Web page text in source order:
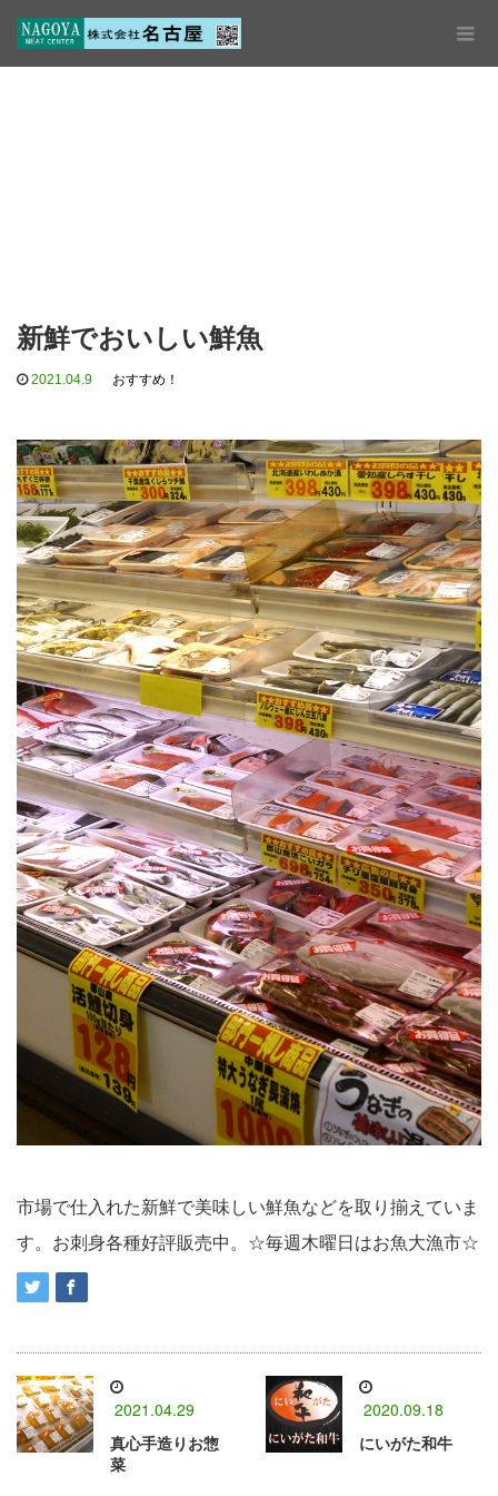
新鮮でおいしい鮮魚
2021.04.9 おすすめ！
市場で仕入れた新鮮で美味しい鮮魚などを取り揃えていま
す。お刺身各種好評販売中。☆毎週木曜日はお魚大漁市☆
2021.04.29
真心手造りお惣
菜
2020.09.18
にいがた和牛